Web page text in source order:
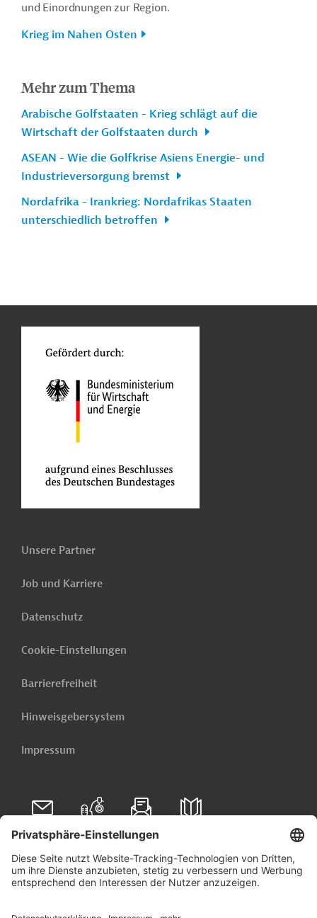
und Einordnungen zur Region.
Krieg im Nahen Osten
Mehr zum Thema
Arabische Golfstaaten - Krieg schlägt auf die
Wirtschaft der Golfstaaten durch
ASEAN - Wie die Golfkrise Asiens Energie- und
Industrieversorgung bremst
Nordafrika - Irankrieg: Nordafrikas Staaten
unterschiedlich betroffen
Unsere Partner
Job und Karriere
Datenschutz
Cookie-Einstellungen
Barrierefreiheit
Hinweisgebersystem
Impressum
Folgen Sie uns auf